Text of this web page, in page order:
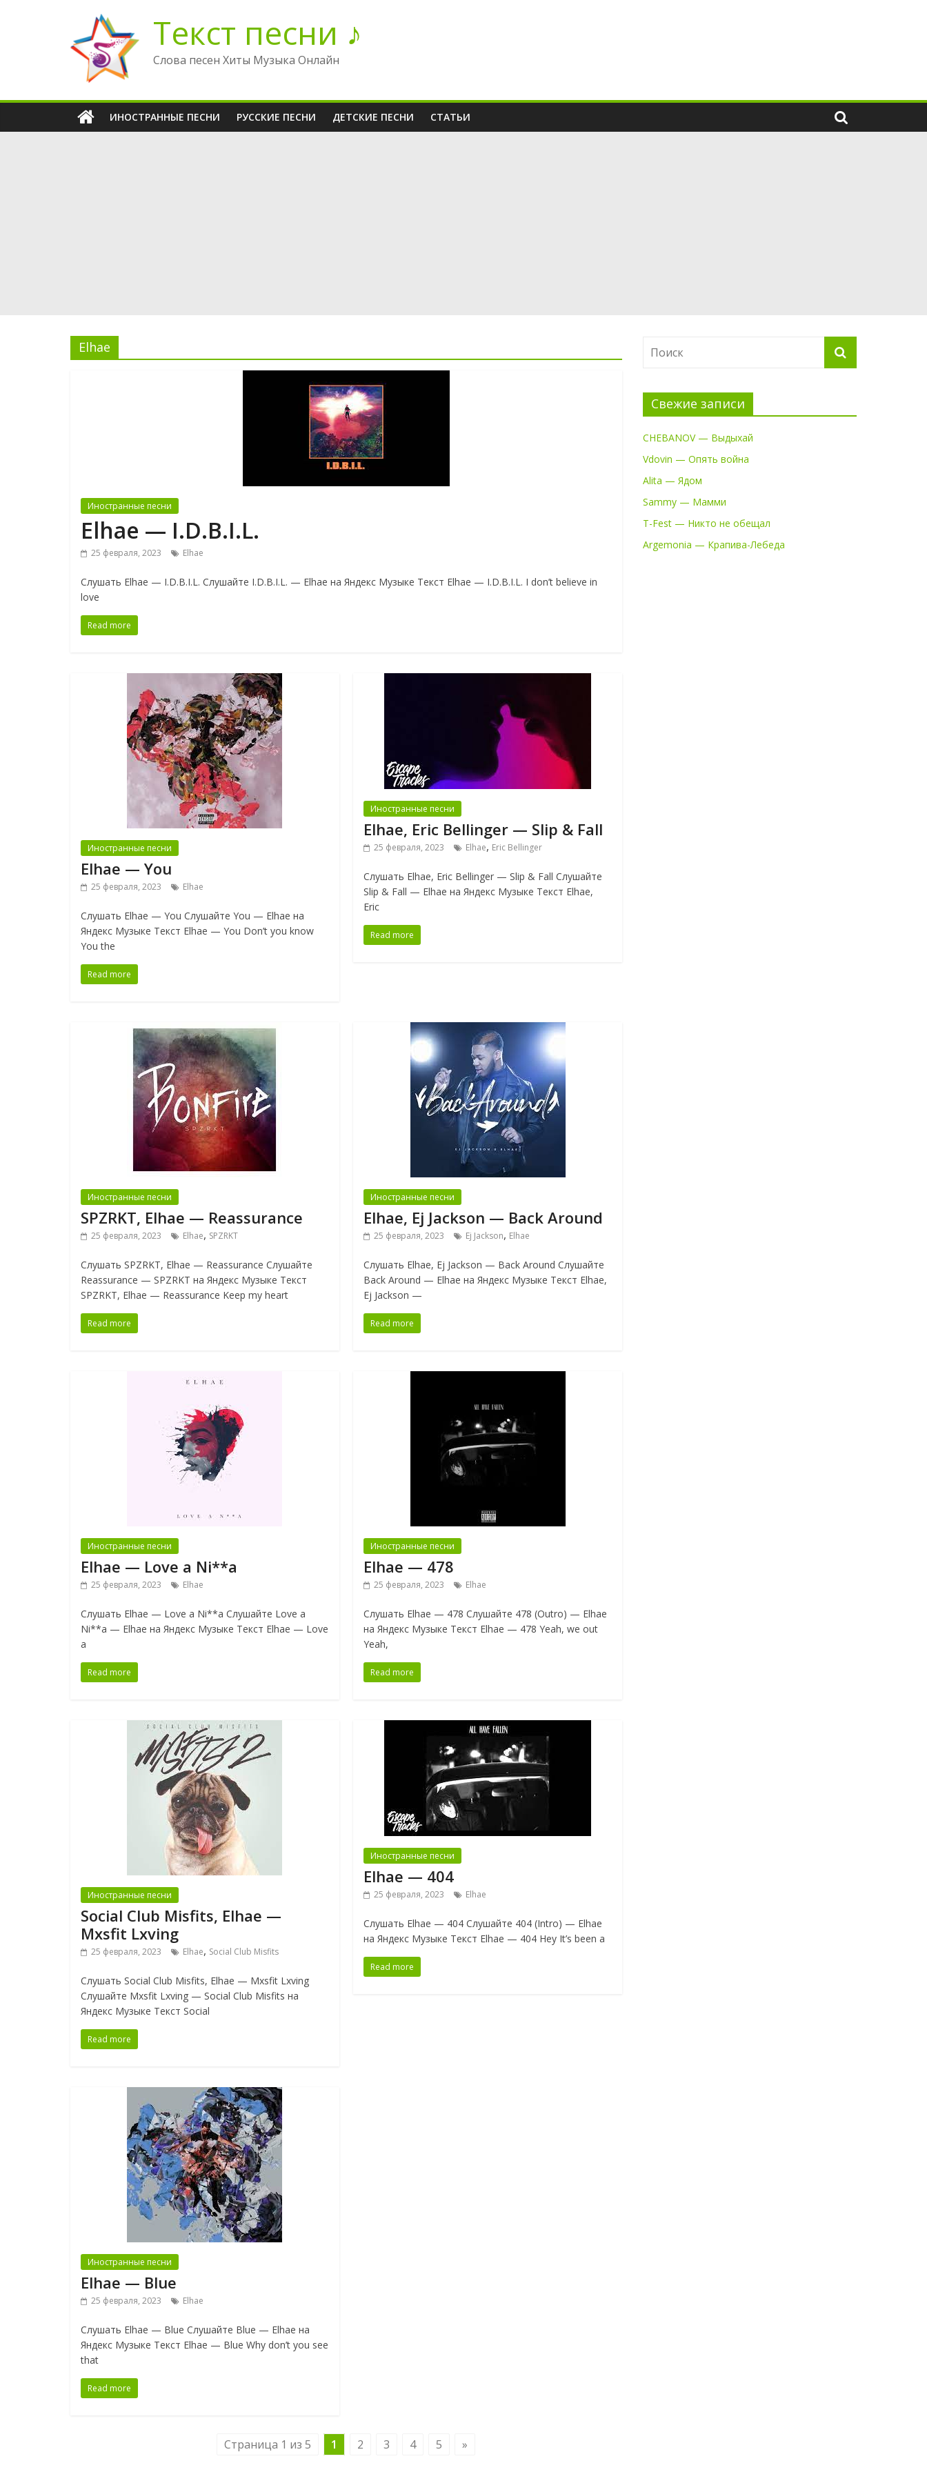
содержимому
Текст песни ♪
Слова песен Хиты Музыка Онлайн
ИНОСТРАННЫЕ ПЕСНИ РУССКИЕ ПЕСНИ ДЕТСКИЕ ПЕСНИ СТАТЬИ
Elhae
Иностранные песни
Elhae — I.D.B.I.L.
25 февраля, 2023 Elhae
Слушать Elhae — I.D.B.I.L. Слушайте I.D.B.I.L. — Elhae на Яндекс Музыке Текст Elhae — I.D.B.I.L. I don’t believe in
love
Read more
Иностранные песни
Elhae — You
25 февраля, 2023 Elhae
Слушать Elhae — You Слушайте You — Elhae на
Яндекс Музыке Текст Elhae — You Don’t you know
You the
Read more
Иностранные песни
Elhae, Eric Bellinger — Slip & Fall
25 февраля, 2023 Elhae, Eric Bellinger
Слушать Elhae, Eric Bellinger — Slip & Fall Слушайте
Slip & Fall — Elhae на Яндекс Музыке Текст Elhae,
Eric
Read more
Иностранные песни
SPZRKT, Elhae — Reassurance
25 февраля, 2023 Elhae, SPZRKT
Слушать SPZRKT, Elhae — Reassurance Слушайте
Reassurance — SPZRKT на Яндекс Музыке Текст
SPZRKT, Elhae — Reassurance Keep my heart
Read more
Иностранные песни
Elhae, Ej Jackson — Back Around
25 февраля, 2023 Ej Jackson, Elhae
Слушать Elhae, Ej Jackson — Back Around Слушайте
Back Around — Elhae на Яндекс Музыке Текст Elhae,
Ej Jackson —
Read more
Иностранные песни
Elhae — Love a Ni**a
25 февраля, 2023 Elhae
Слушать Elhae — Love a Ni**a Слушайте Love a
Ni**a — Elhae на Яндекс Музыке Текст Elhae — Love
a
Read more
Иностранные песни
Elhae — 478
25 февраля, 2023 Elhae
Слушать Elhae — 478 Слушайте 478 (Outro) — Elhae
на Яндекс Музыке Текст Elhae — 478 Yeah, we out
Yeah,
Read more
Иностранные песни
Social Club Misfits, Elhae —
Mxsfit Lxving
25 февраля, 2023 Elhae, Social Club Misfits
Слушать Social Club Misfits, Elhae — Mxsfit Lxving
Слушайте Mxsfit Lxving — Social Club Misfits на
Яндекс Музыке Текст Social
Read more
Иностранные песни
Elhae — 404
25 февраля, 2023 Elhae
Слушать Elhae — 404 Слушайте 404 (Intro) — Elhae
на Яндекс Музыке Текст Elhae — 404 Hey It’s been a
Read more
Иностранные песни
Elhae — Blue
25 февраля, 2023 Elhae
Слушать Elhae — Blue Слушайте Blue — Elhae на
Яндекс Музыке Текст Elhae — Blue Why don’t you see
that
Read more
Страница 1 из 5 1 2 3 4 5 »
Свежие записи
CHEBANOV — Выдыхай
Vdovin — Опять война
Alita — Ядом
Sammy — Мамми
T-Fest — Никто не обещал
Argemonia — Крапива-Лебеда